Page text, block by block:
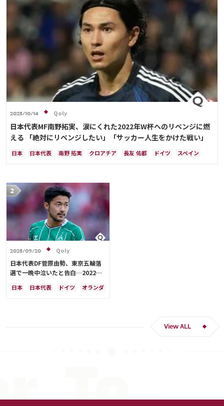
2025/10/14 Qoly
日本代表MF南野拓実、涙にくれた2022年W杯へのリベンジに燃
える 「絶対にリベンジしたい」「サッカー人生をかけた戦い」
日本 日本代表 南野 拓実 クロアチア 長友 佑都 ドイツ
スペイン
2025/09/20 Qoly
日本代表DF菅原由勢、東京五輪落
選で一晩中泣いたと告白…2022年
く「受け入れるのは難しかった」
日本 日本代表 ドイツ オランダ
View ALL